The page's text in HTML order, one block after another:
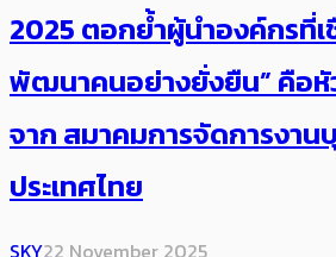
2025 ตอกย้ำผู้นำองค์กรที่เ
พัฒนาคนอย่างยั่งยืน” คือหั
จาก สมาคมการจัดการงา
ประเทศไทย
SKY22 November 2025